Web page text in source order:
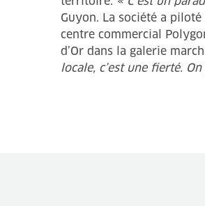
Guyon. La société a
centre commercial
d’Or dans la galerie
locale, c’est une fierté.